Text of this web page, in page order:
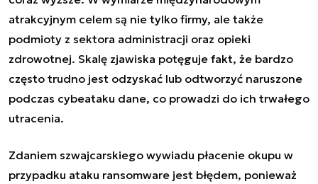
atrakcyjnym celem są nie tylko firmy, ale także
podmioty z sektora administracji oraz opieki
zdrowotnej. Skalę zjawiska potęguje fakt, że bardzo
często trudno jest odzyskać lub odtworzyć naruszone
podczas cybeataku dane, co prowadzi do ich trwałego
utracenia.
Zdaniem szwajcarskiego wywiadu płacenie okupu w
przypadku ataku ransomware jest błędem, ponieważ